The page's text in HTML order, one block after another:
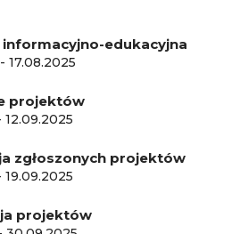
informacyjno-edukacyjna
- 17.08.2025
projektów
12.09.2025
zgłoszonych projektów
19.09.2025
projektów